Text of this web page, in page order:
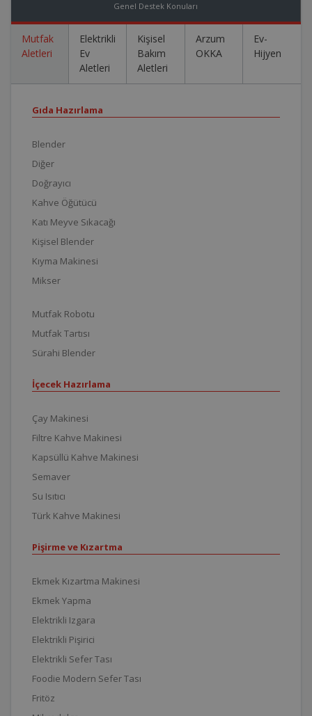
Genel Destek Konuları
Mutfak
Aletleri
Elektrikli
Ev
Aletleri
Kişisel
Bakım
Aletleri
Arzum
OKKA
Ev-
Hijyen
Gıda Hazırlama
Blender
Diğer
Doğrayıcı
Kahve Öğütücü
Katı Meyve Sıkacağı
Kişisel Blender
Kıyma Makinesi
Mikser
Mutfak Robotu
Mutfak Tartısı
Sürahi Blender
İçecek Hazırlama
Çay Makinesi
Filtre Kahve Makinesi
Kapsüllü Kahve Makinesi
Semaver
Su Isıtıcı
Türk Kahve Makinesi
Pişirme ve Kızartma
Ekmek Kızartma Makinesi
Ekmek Yapma
Elektrikli Izgara
Elektrikli Pişirici
Elektrikli Sefer Tası
Foodie Modern Sefer Tası
Fritöz